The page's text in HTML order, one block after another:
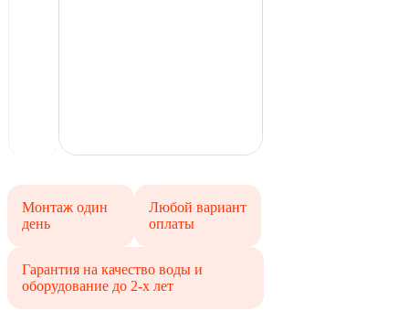
Монтаж один
день
Любой вариант
оплаты
Гарантия на качество воды и
оборудование до 2-х лет